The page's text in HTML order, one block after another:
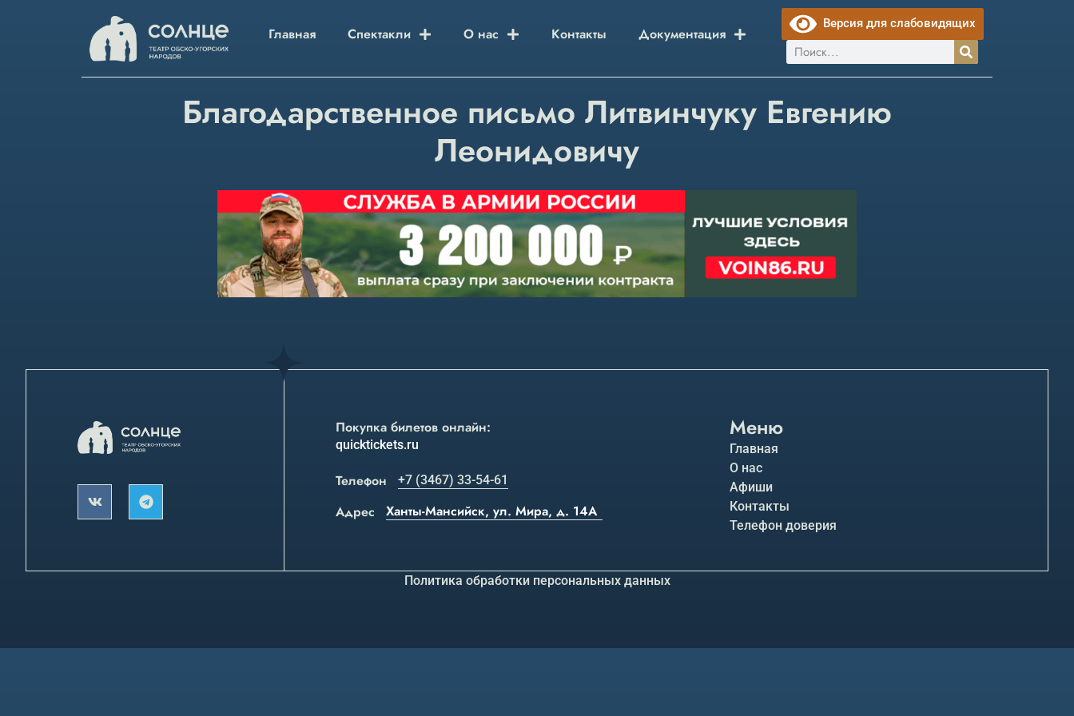
Главная Спектакли О нас Контакты Документация
Версия для слабовидящих
Благодарственное письмо Литвинчуку Евгению
Леонидовичу
Покупка билетов онлайн:
quicktickets.ru
Телефон +7 (3467) 33-54-61
Адрес Ханты-Мансийск, ул. Мира, д. 14А
Меню
Главная
О нас
Афиши
Контакты
Телефон доверия
Политика обработки персональных данных